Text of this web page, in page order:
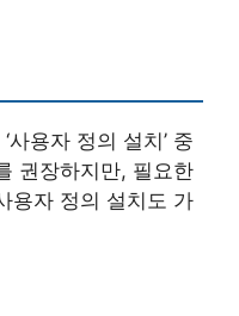
사용자 정의 설치’ 중
권장하지만, 필요한
용자 정의 설치도 가